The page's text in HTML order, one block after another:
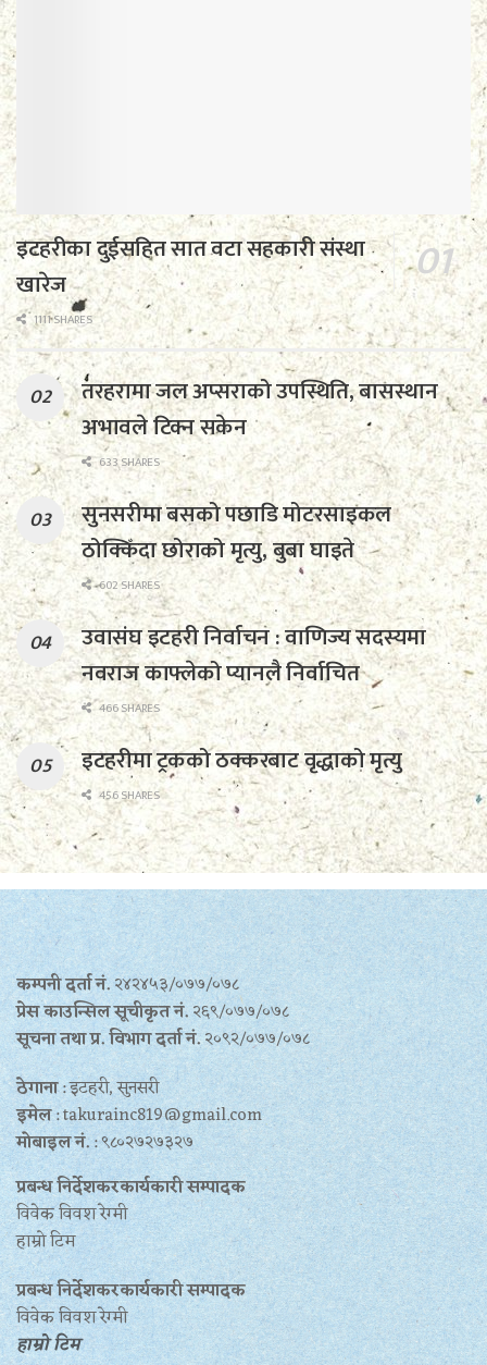
इटहरीका दुईसहित सात वटा सहकारी संस्था
खारेज
1111 SHARES
तरहरामा जल अप्सराको उपस्थिति, बासस्थान
अभावले टिक्न सकेन
633 SHARES
सुनसरीमा बसको पछाडि मोटरसाइकल
ठोक्किँदा छोराको मृत्यु, बुबा घाइते
602 SHARES
उवासंघ इटहरी निर्वाचन : वाणिज्य सदस्यमा
नवराज काफ्लेको प्यानलै निर्वाचित
466 SHARES
इटहरीमा ट्रकको ठक्करबाट वृद्धाको मृत्यु
456 SHARES
कम्पनी दर्ता नं.२४२४५३/०७७/०७८
प्रेस काउन्सिल सूचीकृत नं.२६९/०७७/०७८
सूचना तथा प्र‍. विभाग दर्ता नं.२०९२/०७७/०७८
ठेगाना: इटहरी, सुनसरी
इमेल: takurainc819@gmail.com
मोबाइल नं.: ९८०२७२७३२७
प्रबन्ध निर्देशकरकार्यकारी सम्पादक
विवेक विवश रेग्मी
हाम्रो टिम
प्रबन्ध निर्देशकरकार्यकारी सम्पादक
विवेक विवश रेग्मी
हाम्रो टिम